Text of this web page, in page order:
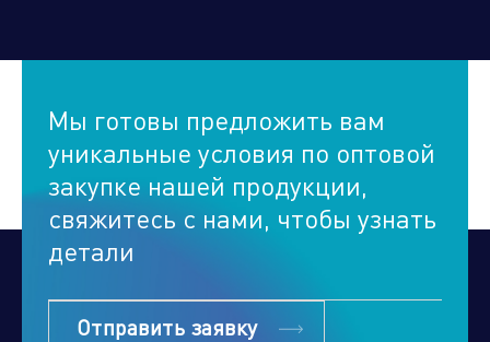
Мы готовы предложить вам
уникальные условия по оптовой
закупке нашей продукции,
свяжитесь с нами, чтобы узнать
детали
Отправить заявку